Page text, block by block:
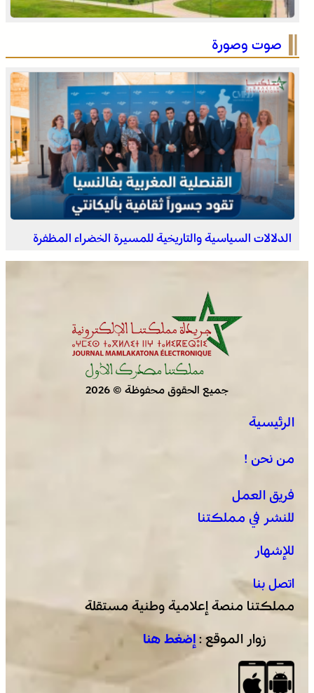
التفاصيل الكاملة لاقتحام ولي العهد مياه سبتة المحتلة على
العثور على جثة مقطعة الأطراف داخل عشة بمنطقة منابع
بوزملان والتحقيقات متواصلة لكشف ملابسات الجريمة
صوت وصورة
الدلالات السياسية والتاريخية للمسيرة الخضراء المظفرة
جميع الحقوق محفوظة © 2026
الرئيسية
من نحن !
فريق العمل
للنشر في مملكتنا
للإشهار
اتصل بنا
مملكتنا منصة إعلامية وطنية مستقلة
زوار الموقع : إضغط هنا